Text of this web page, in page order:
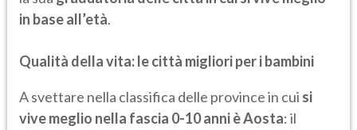
in base all’età.
Qualità della vita: le città migliori per i bambini
A svettare nella classifica delle province in cui si
vive meglio nella fascia 0-10 anni è Aosta: il